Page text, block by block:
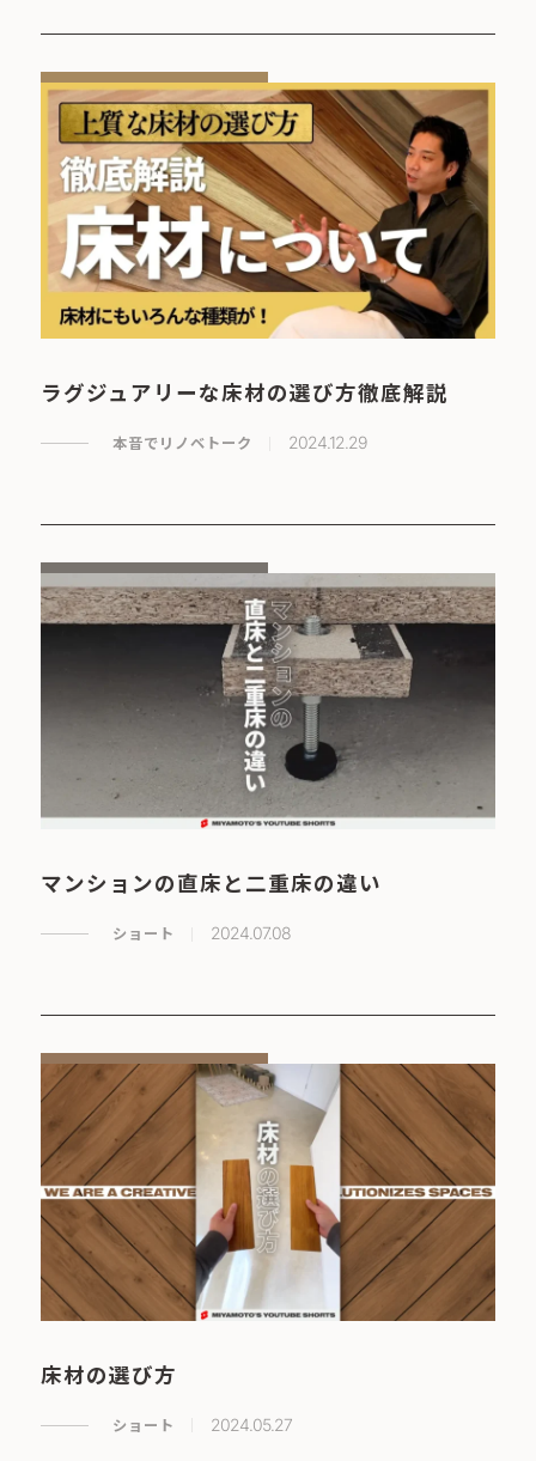
ラグジュアリーな床材の選び方徹底解説
本音でリノベトーク 2024.12.29
マンションの直床と二重床の違い
ショート 2024.07.08
床材の選び方
ショート 2024.05.27